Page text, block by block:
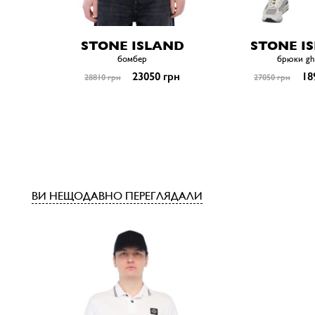
STONE ISLAND
бомбер
28810 грн 23050 грн
STONE
брюки
27050 грн
ВИ НЕЩОДАВНО ПЕРЕГЛЯДАЛИ